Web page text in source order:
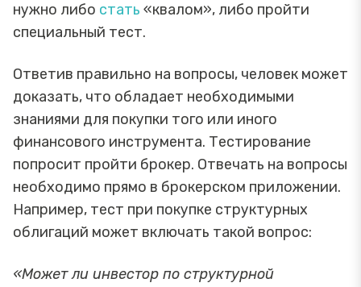
нужно либо стать «квалом», либо пройти
специальный тест.
Ответив правильно на вопросы, человек может
доказать, что обладает необходимыми
знаниями для покупки того или иного
финансового инструмента. Тестирование
попросит пройти брокер. Отвечать на вопросы
необходимо прямо в брокерском приложении.
Например, тест при покупке структурных
облигаций может включать такой вопрос:
«Может ли инвестор по структурной